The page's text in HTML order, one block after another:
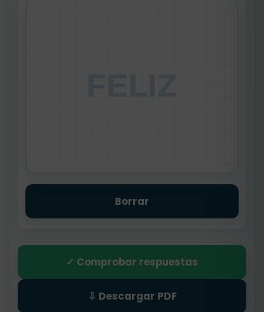
Borrar
✓ Comprobar respuestas
⇩ Descargar PDF